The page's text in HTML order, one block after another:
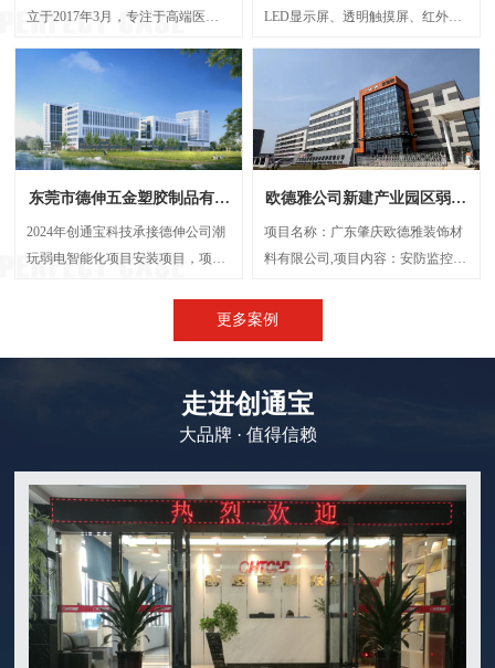
立于2017年3月，专注于高端医疗
范围包括生产、设计、研发、技术
备、光学设备、计量检验设备及零
配件、精密仪器设备及其零配件
电智能化承接方，主要负责建设
UPS后备电源系统、UPS动环监测
系统、楼层弱电井配电建设等等
LED显示屏、透明触摸屏、红外触
琐、呈现单一等问题，将展厅的多
个显示屏打造成一个既可统一协作
又能独立展示的智能视觉网络。
东莞市德伸五金塑胶制品有限
2024年创通宝科技承接德伸公司潮
玩弱电智能化项目安装项目，项目
房建设、视频监控系统、信息网络
欧德雅公司新建产业园区弱电
项目名称：广东肇庆欧德雅装饰材
料有限公司,项目内容：安防监控系
禁系统、停车场系统，会议系统、
更多案例
走进创通宝
大品牌 · 值得信赖